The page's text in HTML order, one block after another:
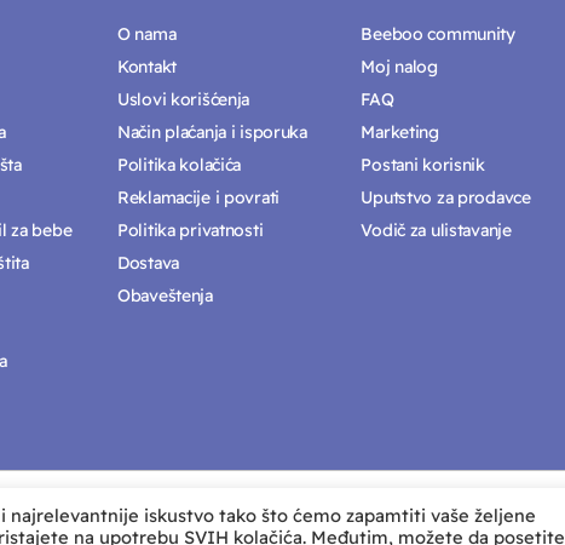
za bebe
O nama
Kontakt
Uslovi korišćenja
Način plaćanja i isporuka
Politika kolačića
Reklamacije i povrati
Politika privatnosti
Dostava
Obaveštenja
Beeboo community
Moj nalog
FAQ
Marketing
Postani korisnik
Uputstvo za prodavce
Vodič za ulistavanje
iskustvo tako što ćemo zapamtiti vaše željene
na upotrebu SVIH kolačića. Međutim, možete da posetite